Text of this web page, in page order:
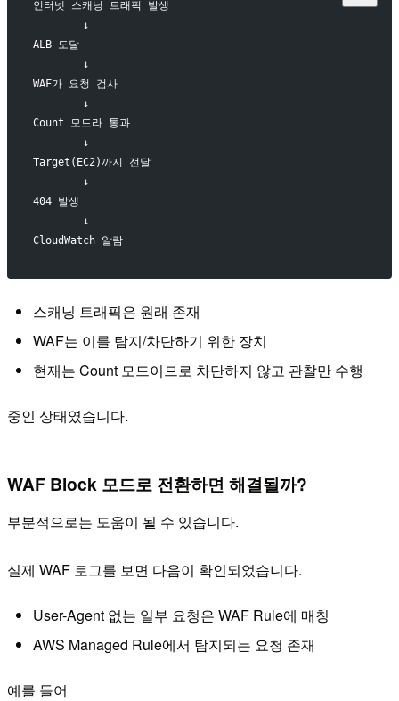
인터넷 스캐닝 트래픽 발생
        ↓
ALB 도달
        ↓
WAF가 요청 검사
        ↓
Count 모드라 통과
        ↓
Target(EC2)까지 전달
        ↓
404 발생
        ↓
CloudWatch 알람
스캐닝 트래픽은 원래 존재
WAF는 이를 탐지/차단하기 위한 장치
현재는 Count 모드이므로 차단하지 않고 관찰만 수행
중인 상태였습니다.
WAF Block 모드로 전환하면 해결될까?
부분적으로는 도움이 될 수 있습니다.
실제 WAF 로그를 보면 다음이 확인되었습니다.
User-Agent 없는 일부 요청은 WAF Rule에 매칭
AWS Managed Rule에서 탐지되는 요청 존재
예를 들어